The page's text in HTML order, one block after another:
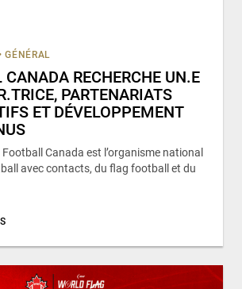
GÉNÉRAL
CANADA RECHERCHE UN.E
PARTENARIATS
ET DÉVELOPPEMENT
Canada est l’organisme national
avec contacts, du flag football et du